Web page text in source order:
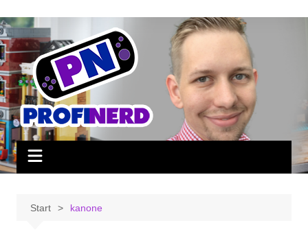
Inhalt
springen
Start kanone